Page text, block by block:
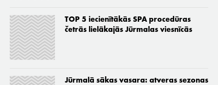
TOP 5 iecienītākās SPA procedūras
četrās lielākajās Jūrmalas viesnīcās
Jūrmalā sākas vasara: atveras sezonas